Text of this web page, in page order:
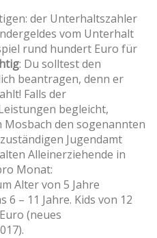
der Unterhaltszahler
vom Unterhalt
rund hundert Euro für
: Du solltest den
beantragen, denn er
Falls der
begleicht,
den sogenannten
Jugendamt
Alleinerziehende in
Monat:
Alter von 5 Jahre
6 – 11 Jahre. Kids von 12
(neues